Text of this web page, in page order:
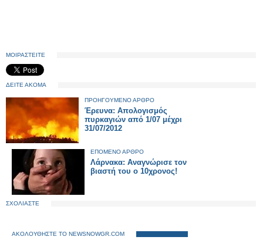
ΜΟΙΡΑΣΤΕΙΤΕ
ΔΕΙΤΕ ΑΚΟΜΑ
ΠΡΟΗΓΟΥΜΕΝΟ ΑΡΘΡΟ
Έρευνα: Απολογισμός
πυρκαγιών από 1/07 μέχρι
31/07/2012
ΕΠΟΜΕΝΟ ΑΡΘΡΟ
Λάρνακα: Αναγνώρισε τον
βιαστή του ο 10χρονος!
ΣΧΟΛΙΑΣΤΕ
ΑΚΟΛΟΥΘΗΣΤΕ ΤΟ NEWSNOWGR.COM